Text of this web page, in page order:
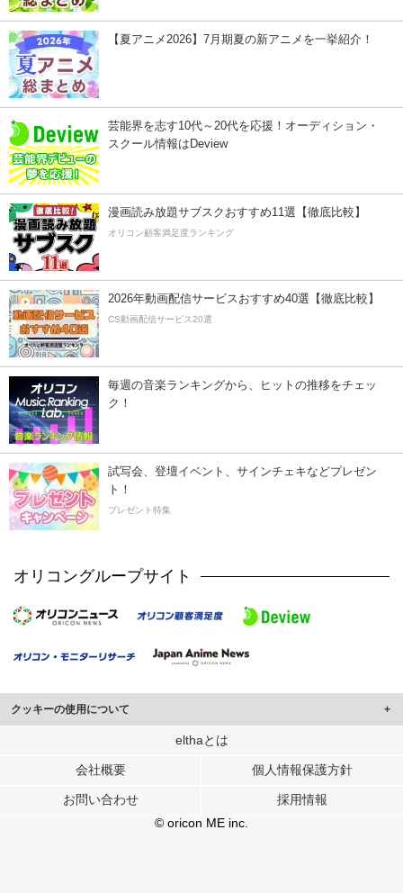
【夏アニメ2026】7月期夏の新アニメを一挙紹介！
芸能界を志す10代～20代を応援！オーディション・
スクール情報はDeview
漫画読み放題サブスクおすすめ11選【徹底比較】
オリコン顧客満足度ランキング
2026年動画配信サービスおすすめ40選【徹底比較】
CS動画配信サービス20選
毎週の音楽ランキングから、ヒットの推移をチェッ
ク！
試写会、登壇イベント、サインチェキなどプレゼン
ト！
プレゼント特集
オリコングループサイト
クッキーの使用について
このサイトでは Cookie を使用して、ユーザーに合わせたコンテンツや広告の
行っています。
メディアや広告配信、データ解析の各パートナーに提供しています。
ユーザーが各パートナーのサービスを使用したときに収集した他の情報を組み
elthaとは
会社概要 個人情報保護方針
お問い合わせ
採用情報
© oricon ME inc.